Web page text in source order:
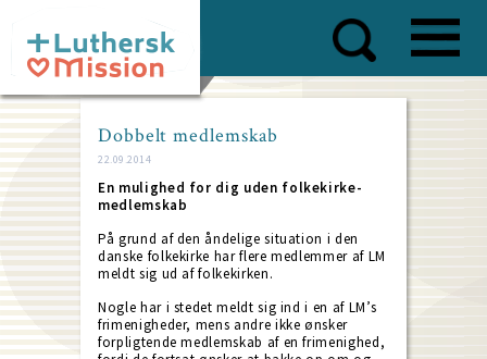
main
content
Dobbelt medlemskab
22.09.2014
En mulighed for dig uden folkekirke-
medlemskab
På grund af den åndelige situation i den
danske folkekirke har flere medlemmer af LM
meldt sig ud af folkekirken.
Nogle har i stedet meldt sig ind i en af LM’s
frimenigheder, mens andre ikke ønsker
forpligtende medlemskab af en frimenighed,